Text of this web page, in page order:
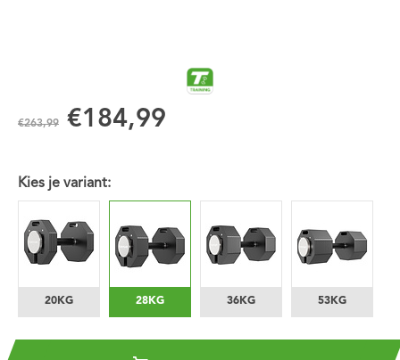
€263,99 €184,99
Kies je variant:
20KG 28KG 36KG 53KG